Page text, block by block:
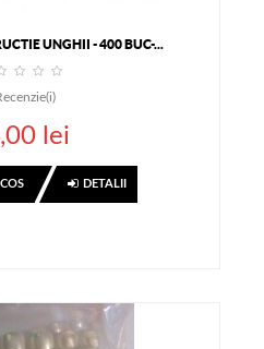
UNGHII - 400 BUC-...
lei
DETALII